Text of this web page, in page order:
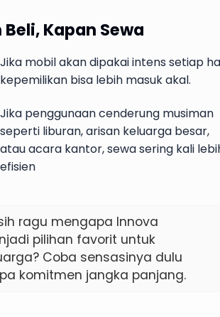
Kapan Sewa
Jika mobil akan dipakai intens setiap
kepemilikan bisa lebih masuk akal.
Jika penggunaan cenderung musiman
seperti liburan, arisan keluarga besar,
atau acara kantor, sewa sering kali
efisien
ragu mengapa Innova
pilihan favorit untuk
Coba sensasinya dulu
komitmen jangka panjang.